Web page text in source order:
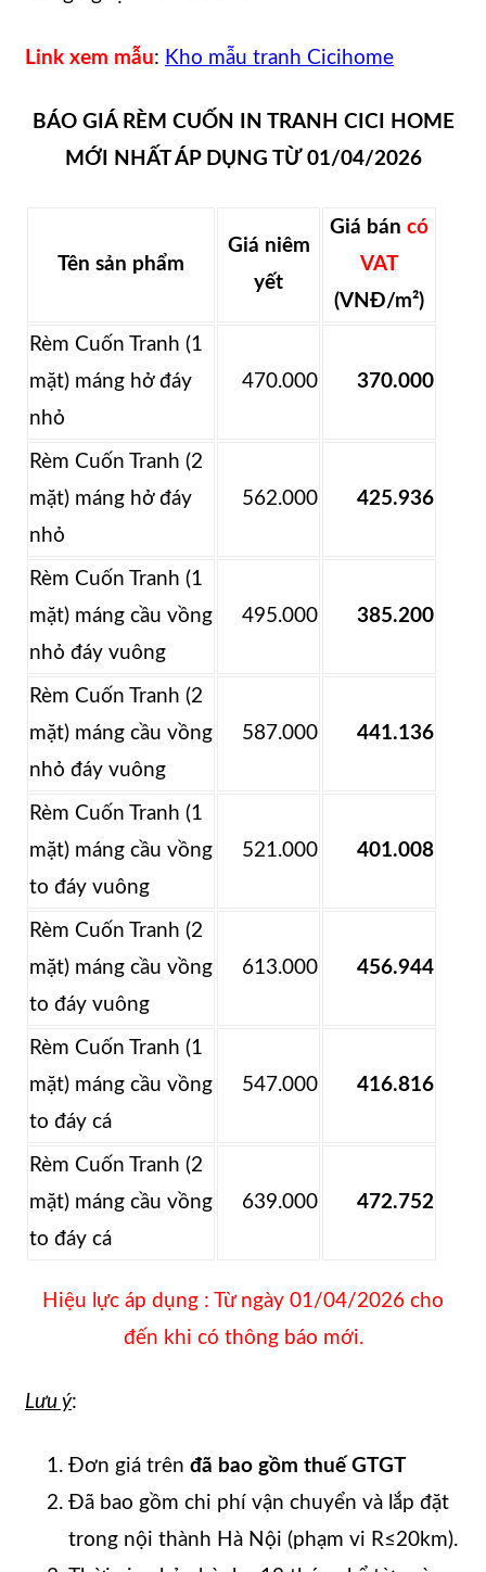
Link xem mẫu: Kho mẫu tranh Cicihome
BÁO GIÁ RÈM CUỐN IN TRANH CICI HOME
MỚI NHẤT ÁP DỤNG TỪ 01/04/2026
Tên sản phẩm
Giá niêm
yết
Giá bán có
VAT
(VNĐ/m²)
Rèm Cuốn Tranh (1
mặt) máng hở đáy
nhỏ
470.000 370.000
Rèm Cuốn Tranh (2
mặt) máng hở đáy
nhỏ
562.000 425.936
Rèm Cuốn Tranh (1
mặt) máng cầu vồng
nhỏ đáy vuông
495.000 385.200
Rèm Cuốn Tranh (2
mặt) máng cầu vồng
nhỏ đáy vuông
587.000 441.136
Rèm Cuốn Tranh (1
mặt) máng cầu vồng
to đáy vuông
521.000 401.008
Rèm Cuốn Tranh (2
mặt) máng cầu vồng
to đáy vuông
613.000 456.944
Rèm Cuốn Tranh (1
mặt) máng cầu vồng
to đáy cá
547.000 416.816
Rèm Cuốn Tranh (2
mặt) máng cầu vồng
to đáy cá
639.000 472.752
Hiệu lực áp dụng : Từ ngày 01/04/2026 cho
đến khi có thông báo mới.
Lưu ý:
Đơn giá trên đã bao gồm thuế GTGT
Đã bao gồm chi phí vận chuyển và lắp đặt
trong nội thành Hà Nội (phạm vi R≤20km).